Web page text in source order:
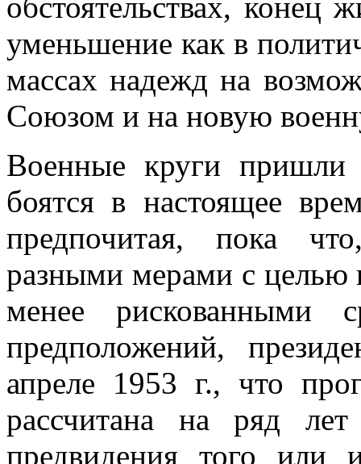
уменьшение как в
массах надежд на
Союзом и на новую
Военные круги пришли
боятся в настоящее
предпочитая, пока
разными мерами с целью
менее рискованными
предположений,
апреле 1953 г., что
рассчитана на ряд
предвидения того или